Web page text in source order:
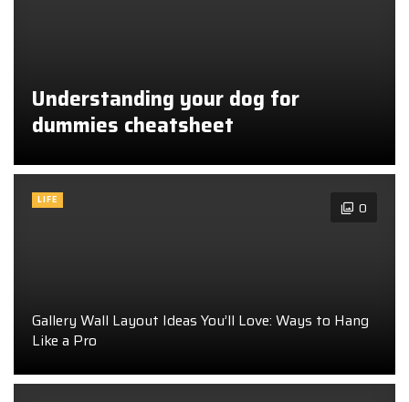
Understanding your dog for
dummies cheatsheet
Gallery Wall Layout Ideas You’ll Love: Ways to Hang
Like a Pro
0
LIFE